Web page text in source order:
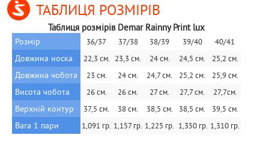
ТАБЛИЦЯ РОЗМІРІВ
Таблиця розмірів Demar Rainny Print lux
Розмір 36/37 37/38 38/39 39/40 40/41
Довжина носка 22,3 см. 23,3 см. 24 см. 24,5 см. 25,2 см.
Довжина чобота 23 см. 24 см. 24,7 см. 25,2 cм. 25,9 см.
Висота чобота 26 см. 26 см. 27 см. 27,7 cм. 27,7см.
Верхній контур 37,5 см. 38 см. 38,5 см. 38,5 cм. 39,5 см.
Вага 1 пари 1,091 гр. 1,157 гр. 1,225 гр. 1,350 гр. 1,310 гр.